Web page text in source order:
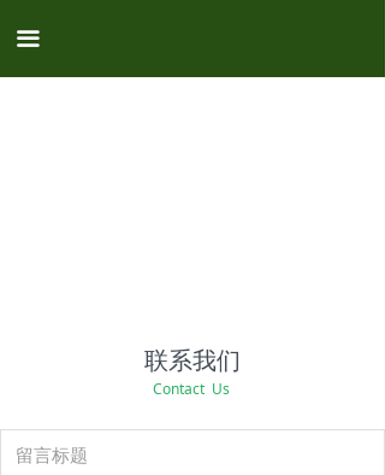
끀
联系我们
Contact Us